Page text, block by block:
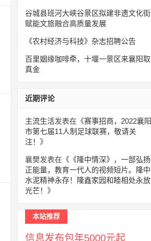
谷城县班河大峡谷景区拟建非遗文化街
赋能文旅融合高质量发展
《农村经济与科技》杂志招聘公告
百里姻缘咖啡牵，十堰一景区来襄阳取
真金
近期评论
主流生活发表在《赛事招商，2022襄阳
市第七届11人制足球联赛，敬请关
注！ 》
襄樊发表在《 《隆中情深》，一部弘扬
正能量，教育一代人的视频短片。隆中
水泥精神永存！隆鑫家园和睦相处永放
光芒！ 》
本站推荐
信息发布包年5000元起